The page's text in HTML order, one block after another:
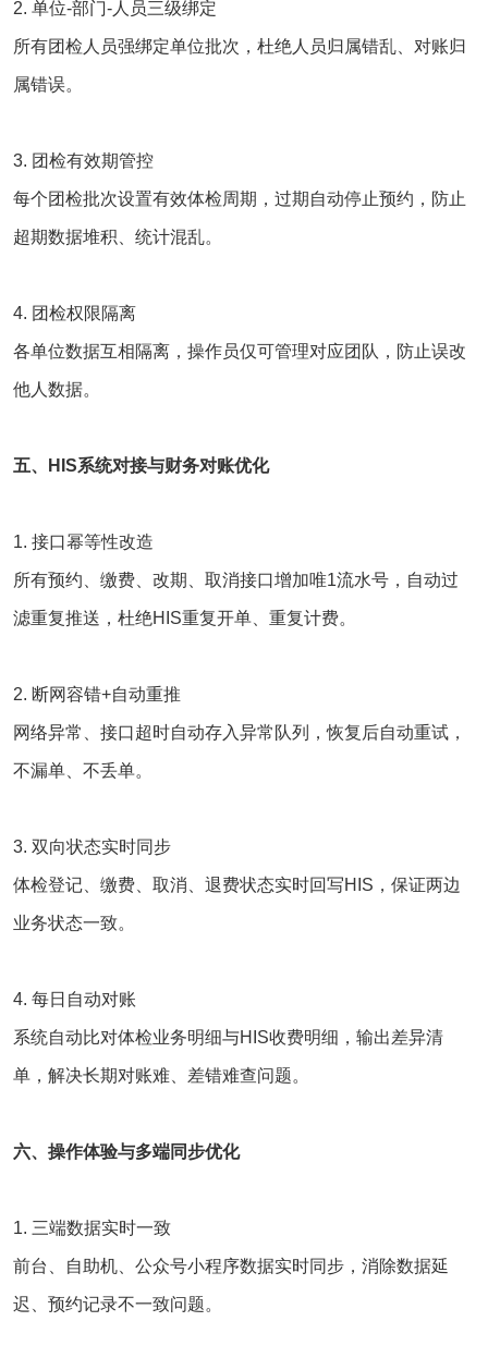
2. 单位-部门-人员三级绑定
所有团检人员强绑定单位批次，杜绝人员归属错乱、对账归
属错误。
3. 团检有效期管控
每个团检批次设置有效体检周期，过期自动停止预约，防止
超期数据堆积、统计混乱。
4. 团检权限隔离
各单位数据互相隔离，操作员仅可管理对应团队，防止误改
他人数据。
五、 HIS系统对接与财务对账优化
1. 接口幂等性改造
所有预约、缴费、改期、取消接口增加唯1流水号，自动过
滤重复推送，杜绝HIS重复开单、重复计费。
2. 断网容错+自动重推
网络异常、接口超时自动存入异常队列，恢复后自动重试，
不漏单、不丢单。
3. 双向状态实时同步
体检登记、缴费、取消、退费状态实时回写HIS，保证两边
业务状态一致。
4. 每日自动对账
系统自动比对体检业务明细与HIS收费明细，输出差异清
单，解决长期对账难、差错难查问题。
六、操作体验与多端同步优化
1. 三端数据实时一致
前台、自助机、公众号小程序数据实时同步，消除数据延
迟、预约记录不一致问题。